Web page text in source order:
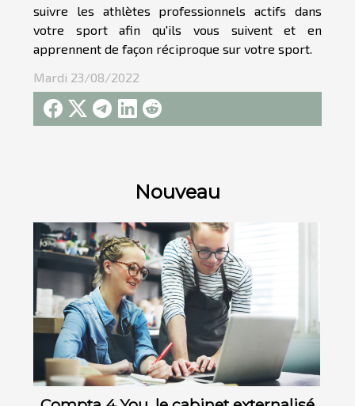
suivre les athlètes professionnels actifs dans
votre sport afin qu'ils vous suivent et en
apprennent de façon réciproque sur votre sport.
Mardi 23/08/2022
Nouveau